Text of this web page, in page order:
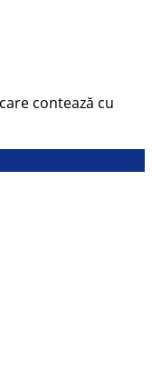
contează cu